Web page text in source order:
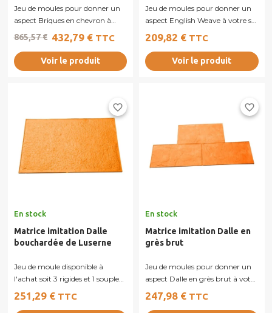
Jeu de moules pour donner un
aspect Briques en chevron à
votre sol en béton imprimé.
432,79 € TTC
865,57 €
Voir le produit
Jeu de moules pour donner un
aspect English Weave à votre sol
en béton imprimé.
209,82 € TTC
Voir le produit
favorite_border
En stock
Matrice imitation Dalle
bouchardée de Luserne
Jeu de moule disponible à
l'achat soit 3 rigides et 1 souple
pour les angles
251,29 € TTC
favorite_border
En stock
Matrice imitation Dalle en
grès brut
Jeu de moules pour donner un
aspect Dalle en grès brut à votre
sol en béton imprimé.
247,98 € TTC